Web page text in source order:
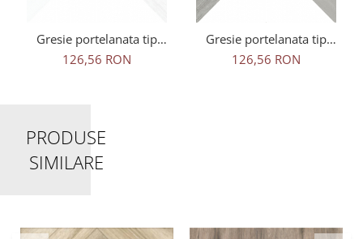
Gresie portelanata tip
parchet Nordik White
126,56 RON
Gresie portelanata tip
parchet Nordik Grey
126,56 RON
PRODUSE
SIMILARE